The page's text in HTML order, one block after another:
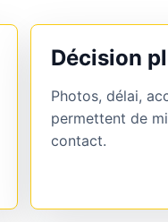
Décision
Photos, délai,
permettent de
contact.